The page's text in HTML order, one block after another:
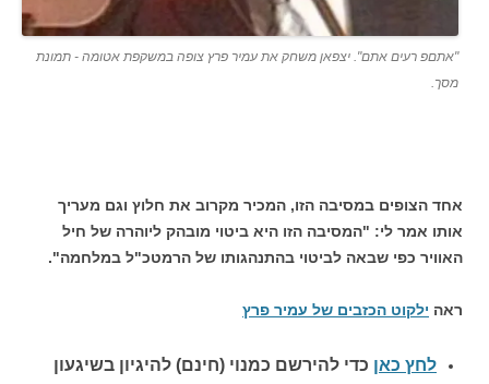
"אתםפ רעים אתם". יצפאן משחק את עמיר פרץ צופה במשקפת אטומה - תמונת
מסך.
אחד הצופים במסיבה הזו, המכיר מקרוב את חלוץ וגם מעריך
אותו אמר לי: "המסיבה הזו היא ביטוי מובהק ליוהרה של חיל
האוויר כפי שבאה לביטוי בהתנהגותו של הרמטכ"ל במלחמה".
ראה ילקוט הכזבים של עמיר פרץ
לחץ כאן כדי להירשם כמנוי (חינם) להיגיון בשיגעון